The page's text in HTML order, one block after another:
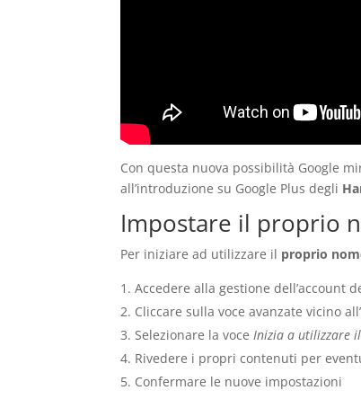
Con questa nuova possibilità Google
all’introduzione su Google Plus degli
Impostare il proprio
Per iniziare ad utilizzare il proprio
Accedere alla gestione dell’account
Cliccare sulla voce avanzate vicino
Selezionare la voceInizia a utilizzare
Rivedere i propri contenuti per
Confermare le nuove impostazioni